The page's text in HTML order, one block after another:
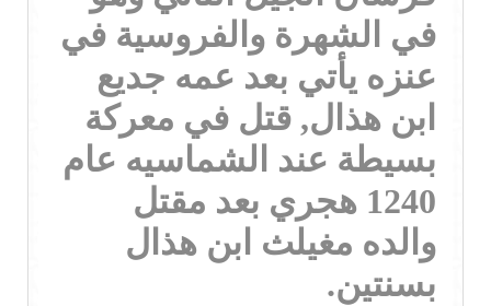
في الشهرة والفروسية في
عنزه يأتي بعد عمه جديع
ابن هذال, قتل في معركة
بسيطة عند الشماسيه عام
1240 هجري بعد مقتل
والده مغيلث ابن هذال
بسنتين.